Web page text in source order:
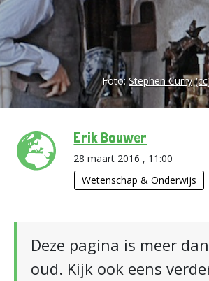
Foto: Stephen Curry
Erik Bouwer
28 maart 2016 , 11:00
Wetenschap & Onderwijs
Deze pagina is meer
oud. Kijk ook eens